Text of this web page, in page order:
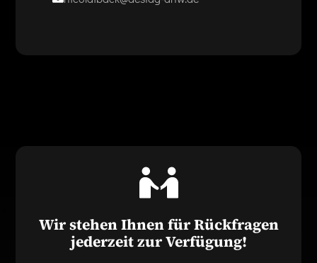
Wir stehen Ihnen für Rückfragen
jederzeit zur Verfügung!